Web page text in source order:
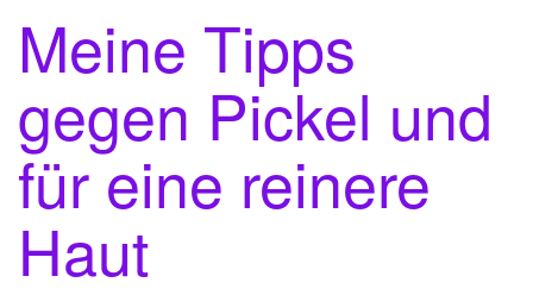
Meine Tipps
gegen Pickel und
für eine reinere
Haut